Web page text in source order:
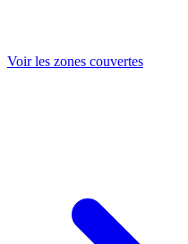
Voir les zones couvertes